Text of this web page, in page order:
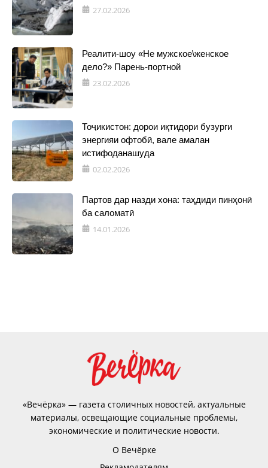
27.02.2026
Реалити-шоу «Не мужское\женское
дело?» Парень-портной
23.02.2026
Тоҷикистон: дорои иқтидори бузурги
энергияи офтобӣ, вале амалан
истифоданашуда
02.02.2026
Партов дар назди хона: таҳдиди пинҳонӣ
ба саломатӣ
14.01.2026
«Вечёрка» — газета столичных новостей, актуальные
материалы, освещающие социальные проблемы,
экономические и политические новости.
О Вечёрке